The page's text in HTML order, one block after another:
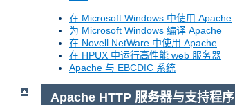
在 Microsoft Windows 中使用 Apache
为 Microsoft Windows 编译 Apache
在 Novell NetWare 中使用 Apache
在 HPUX 中运行高性能 web 服务器
Apache 与 EBCDIC 系统
Apache HTTP 服务器与支持程序